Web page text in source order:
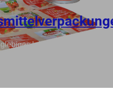
lebensmitteltaugliches